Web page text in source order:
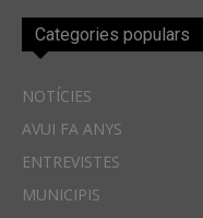
Categories populars
NOTÍCIES
AVUI FA ANYS
ENTREVISTES
MUNICIPIS